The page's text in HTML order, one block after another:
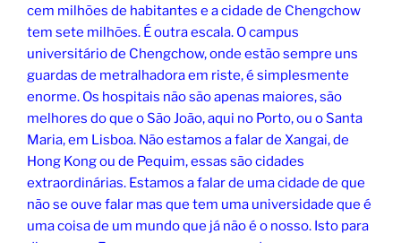
cem milhões de habitantes e a cidade de Chengchow
tem sete milhões. É outra escala. O campus
universitário de Chengchow, onde estão sempre uns
guardas de metralhadora em riste, é simplesmente
enorme. Os hospitais não são apenas maiores, são
melhores do que o São João, aqui no Porto, ou o Santa
Maria, em Lisboa. Não estamos a falar de Xangai, de
Hong Kong ou de Pequim, essas são cidades
extraordinárias. Estamos a falar de uma cidade de que
não se ouve falar mas que tem uma universidade que é
uma coisa de um mundo que já não é o nosso. Isto para